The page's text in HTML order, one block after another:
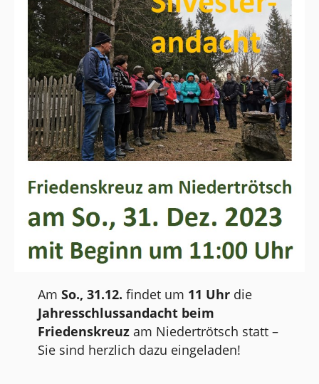
Am So., 31.12. findet um 11 Uhr die
Jahresschlussandacht beim
Friedenskreuz am Niedertrötsch statt –
Sie sind herzlich dazu eingeladen!